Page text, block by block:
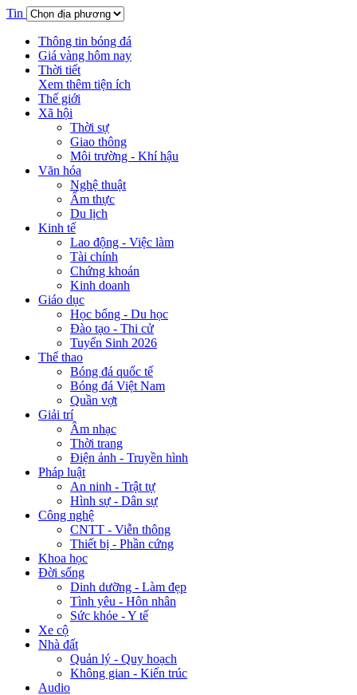
Tin
Thông tin bóng đá
Giá vàng hôm nay
Thời tiết
Xem thêm tiện ích
Thế giới
Xã hội
Thời sự
Giao thông
Môi trường - Khí hậu
Văn hóa
Nghệ thuật
Ẩm thực
Du lịch
Kinh tế
Lao động - Việc làm
Tài chính
Chứng khoán
Kinh doanh
Giáo dục
Học bổng - Du học
Đào tạo - Thi cử
Tuyển Sinh 2026
Thể thao
Bóng đá quốc tế
Bóng đá Việt Nam
Quần vợt
Giải trí
Âm nhạc
Thời trang
Điện ảnh - Truyền hình
Pháp luật
An ninh - Trật tự
Hình sự - Dân sự
Công nghệ
CNTT - Viễn thông
Thiết bị - Phần cứng
Khoa học
Đời sống
Dinh dưỡng - Làm đẹp
Tình yêu - Hôn nhân
Sức khỏe - Y tế
Xe cộ
Nhà đất
Quản lý - Quy hoạch
Không gian - Kiến trúc
Audio